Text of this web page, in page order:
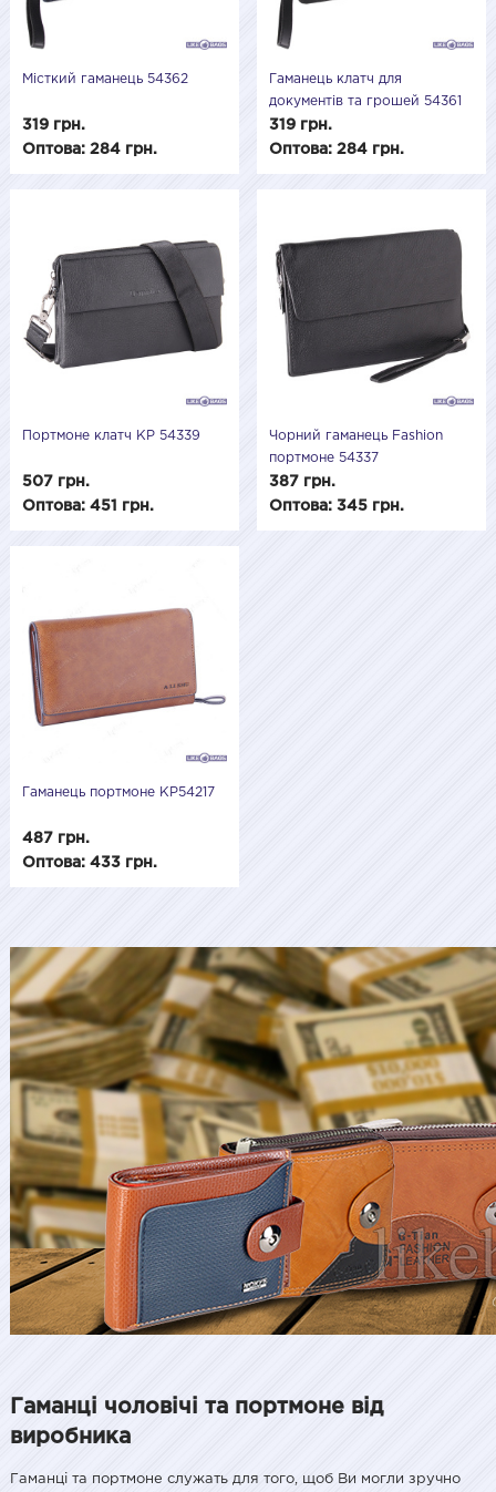
Місткий гаманець 54362
319 грн.
Оптова: 284 грн.
Гаманець клатч для
документів та грошей 54361
319 грн.
Оптова: 284 грн.
Портмоне клатч KP 54339
507 грн.
Оптова: 451 грн.
Чорний гаманець Fashion
портмоне 54337
387 грн.
Оптова: 345 грн.
Гаманець портмоне KP54217
487 грн.
Оптова: 433 грн.
Гаманці чоловічі та портмоне від
виробника
Гаманці та портмоне служать для того, щоб Ви могли зручно